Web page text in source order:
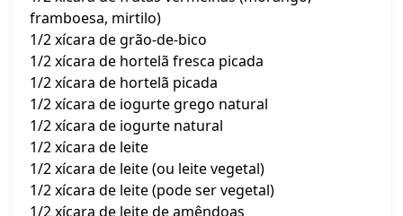
framboesa, mirtilo)
1/2 xícara de grão-de-bico
1/2 xícara de hortelã fresca picada
1/2 xícara de hortelã picada
1/2 xícara de iogurte grego natural
1/2 xícara de iogurte natural
1/2 xícara de leite
1/2 xícara de leite (ou leite vegetal)
1/2 xícara de leite (pode ser vegetal)
1/2 xícara de leite de amêndoas